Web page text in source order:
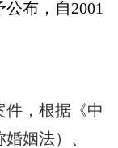
布，自2001
，根据《中
姻法）、